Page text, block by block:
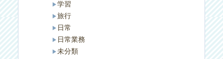
学習
旅行
日常
日常業務
未分類